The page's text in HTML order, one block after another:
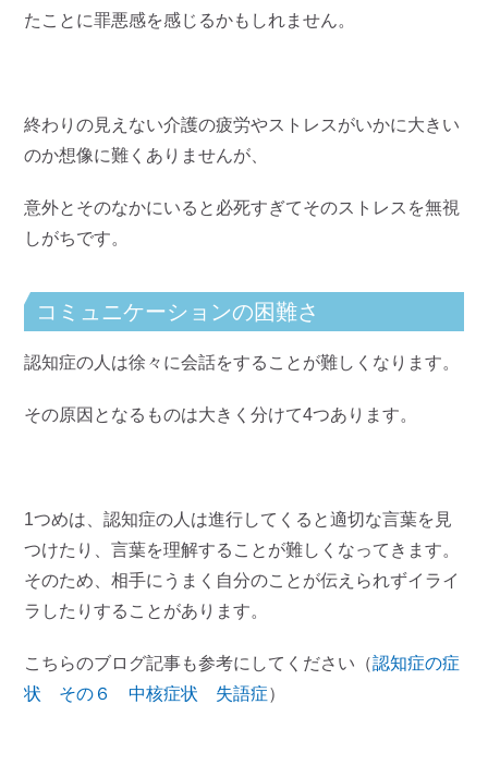
たことに罪悪感を感じるかもしれません。
終わりの見えない介護の疲労やストレスがいかに大きい
のか想像に難くありませんが、
意外とそのなかにいると必死すぎてそのストレスを無視
しがちです。
コミュニケーションの困難さ
認知症の人は徐々に会話をすることが難しくなります。
その原因となるものは大きく分けて4つあります。
1つめは、認知症の人は進行してくると適切な言葉を見
つけたり、言葉を理解することが難しくなってきます。
そのため、相手にうまく自分のことが伝えられずイライ
ラしたりすることがあります。
こちらのブログ記事も参考にしてください（認知症の症
状 その６ 中核症状 失語症）